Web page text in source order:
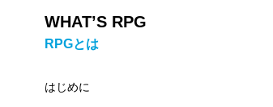
WHAT’S RPG
RPGとは
はじめに